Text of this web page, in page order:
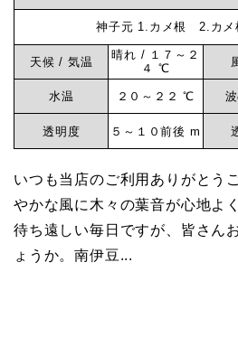
神子元 1.カメ根 2.カ
天候 / 気温
晴れ / １７～２
４ ℃
水温 ２０～２２ ℃
透明度 ５～１０前後 m
いつも当店のご利用ありがとう
やかな風に木々の葉音が心地よ
待ち遠しい毎日ですが、皆さん
ょうか。南伊豆...